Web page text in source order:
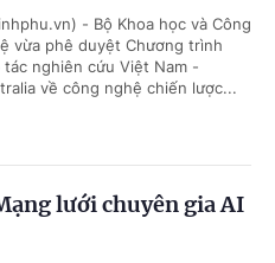
- Bộ Khoa học và Công
vừa phê duyệt Chương trình
tác nghiên cứu Việt Nam -
về công nghệ chiến lược...
lưới chuyên gia AI